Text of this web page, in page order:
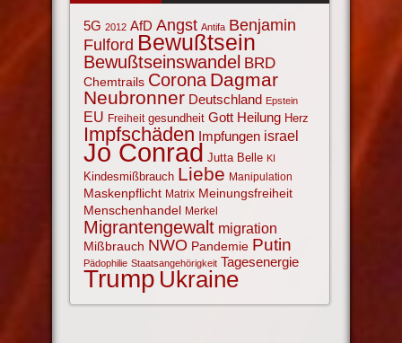
5G 2012 AfD Angst Antifa Benjamin
Fulford Bewußtsein
Bewußtseinswandel BRD
Chemtrails Corona Dagmar
Neubronner Deutschland Epstein
EU Freiheit gesundheit Gott Heilung Herz
Impfschäden Impfungen israel
Jo Conrad Jutta Belle KI
Kindesmißbrauch Liebe Manipulation
Maskenpflicht Matrix Meinungsfreiheit
Menschenhandel Merkel
Migrantengewalt migration
Mißbrauch NWO Pandemie Putin
Pädophilie Staatsangehörigkeit Tagesenergie
Trump Ukraine